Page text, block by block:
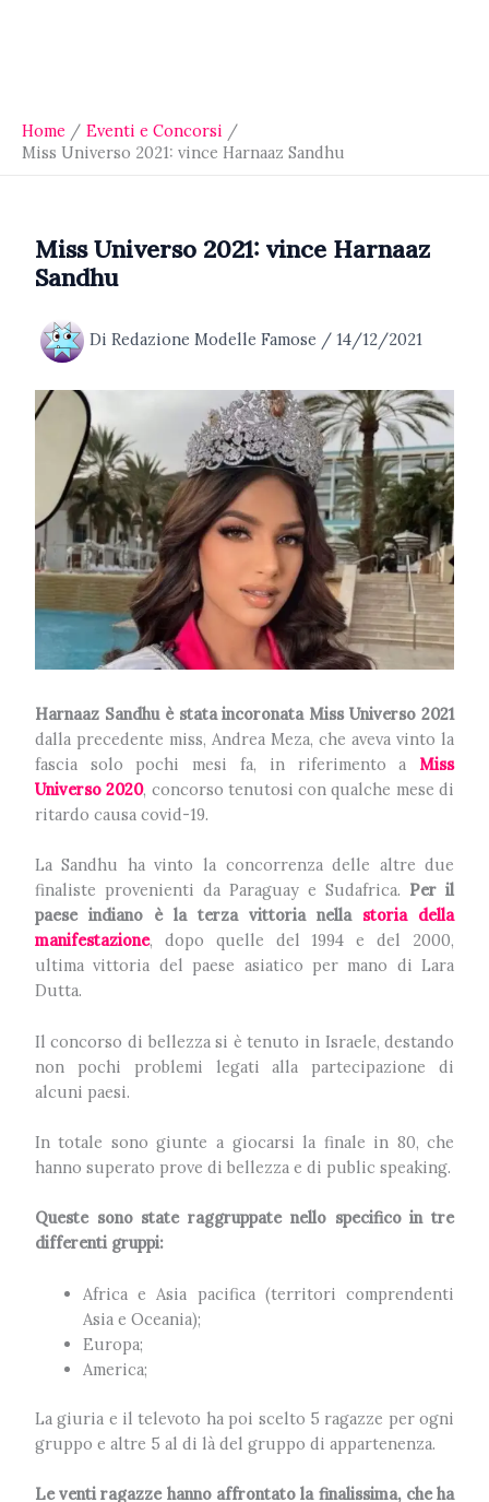
Home
Eventi e Concorsi
Miss Universo 2021: vince Harnaaz Sandhu
Miss Universo 2021: vince Harnaaz
Sandhu
Di Redazione Modelle Famose / 14/12/2021
Harnaaz Sandhu è stata incoronata Miss Universo 2021
dalla precedente miss, Andrea Meza, che aveva vinto la
fascia solo pochi mesi fa, in riferimento a Miss
Universo 2020, concorso tenutosi con qualche mese di
ritardo causa covid-19.
La Sandhu ha vinto la concorrenza delle altre due
finaliste provenienti da Paraguay e Sudafrica. Per il
paese indiano è la terza vittoria nella storia della
manifestazione, dopo quelle del 1994 e del 2000,
ultima vittoria del paese asiatico per mano di Lara
Dutta.
Il concorso di bellezza si è tenuto in Israele, destando
non pochi problemi legati alla partecipazione di
alcuni paesi.
In totale sono giunte a giocarsi la finale in 80, che
hanno superato prove di bellezza e di public speaking.
Queste sono state raggruppate nello specifico in tre
differenti gruppi:
Africa e Asia pacifica (territori comprendenti
Asia e Oceania);
Europa;
America;
La giuria e il televoto ha poi scelto 5 ragazze per ogni
gruppo e altre 5 al di là del gruppo di appartenenza.
Le venti ragazze hanno affrontato la finalissima, che ha